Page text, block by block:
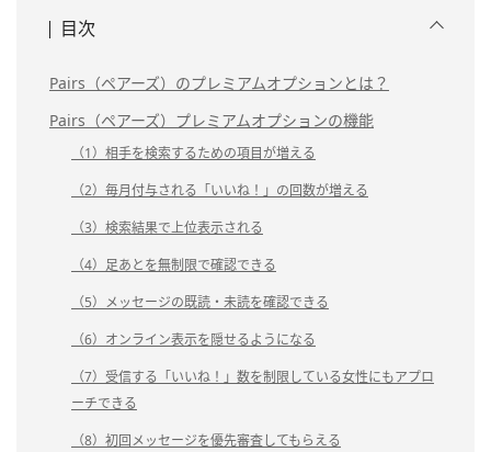
目次
Pairs（ペアーズ）のプレミアムオプションとは？
Pairs（ペアーズ）プレミアムオプションの機能
（1）相手を検索するための項目が増える
（2）毎月付与される「いいね！」の回数が増える
（3）検索結果で上位表示される
（4）足あとを無制限で確認できる
（5）メッセージの既読・未読を確認できる
（6）オンライン表示を隠せるようになる
（7）受信する「いいね！」数を制限している女性にもアプロ
ーチできる
（8）初回メッセージを優先審査してもらえる